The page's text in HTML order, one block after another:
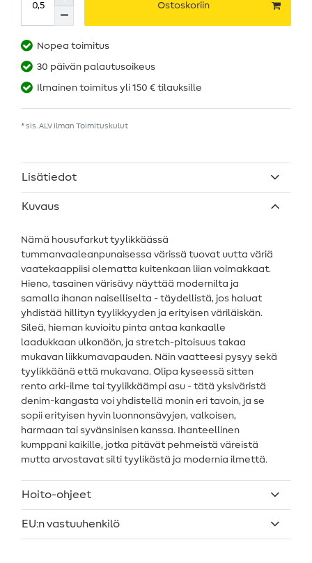
Ostoskoriin
Nopea toimitus
30 päivän palautusoikeus
Ilmainen toimitus yli 150 € tilauksille
* sis. ALV ilman Toimituskulut
Lisätiedot
Kuvaus
Nämä housufarkut tyylikkäässä
tummanvaaleanpunaisessa värissä tuovat uutta väriä
vaatekaappiisi olematta kuitenkaan liian voimakkaat.
Hieno, tasainen värisävy näyttää modernilta ja
samalla ihanan naiselliselta - täydellistä, jos haluat
yhdistää hillityn tyylikkyyden ja erityisen väriläiskän.
Sileä, hieman kuvioitu pinta antaa kankaalle
laadukkaan ulkonäön, ja stretch-pitoisuus takaa
mukavan liikkumavapauden. Näin vaatteesi pysyy sekä
tyylikkäänä että mukavana. Olipa kyseessä sitten
rento arki-ilme tai tyylikkäämpi asu - tätä yksiväristä
denim-kangasta voi yhdistellä monin eri tavoin, ja se
sopii erityisen hyvin luonnonsävyjen, valkoisen,
harmaan tai syvänsinisen kanssa. Ihanteellinen
kumppani kaikille, jotka pitävät pehmeistä väreistä
mutta arvostavat silti tyylikästä ja modernia ilmettä.
Hoito-ohjeet
EU:n vastuuhenkilö